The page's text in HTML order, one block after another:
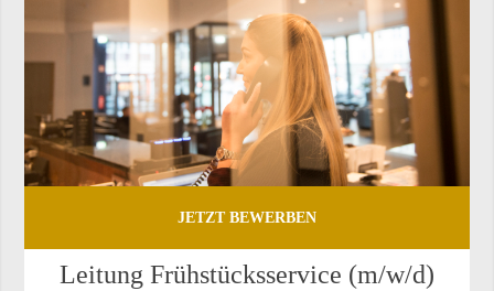
JETZT BEWERBEN
Lei­tung Früh­stücks­ser­vice (m/w/d)